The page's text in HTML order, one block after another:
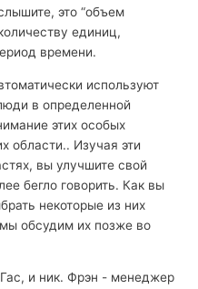
это “объем
единиц,
времени.
используют
в определенной
этих особых
области.. Изучая эти
вы улучшите свой
бегло говорить. Как вы
некоторые из них
обсудим их позже во
и ник. Фрэн - менеджер